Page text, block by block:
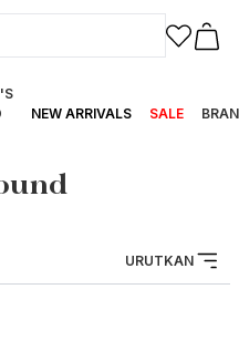
NEW ARRIVALS SALE
URUTKAN